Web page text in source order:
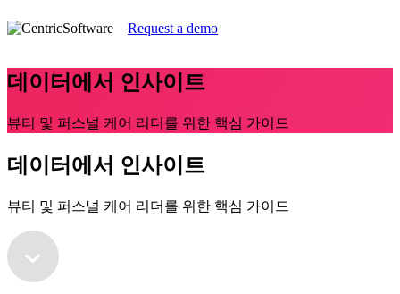
Request a demo
데이터에서 인사이트
뷰티 및 퍼스널 케어 리더를 위한 핵심 가이드
데이터에서 인사이트
뷰티 및 퍼스널 케어 리더를 위한 핵심 가이드